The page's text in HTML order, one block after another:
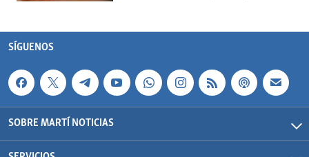
SÍGUENOS
SOBRE MARTÍ NOTICIAS